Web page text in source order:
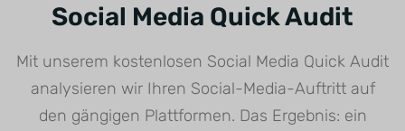
Social Media Quick Audit
Mit unserem kostenlosen Social Media Quick Audit
analysieren wir Ihren Social-Media-Auftritt auf
den gängigen Plattformen. Das Ergebnis: ein